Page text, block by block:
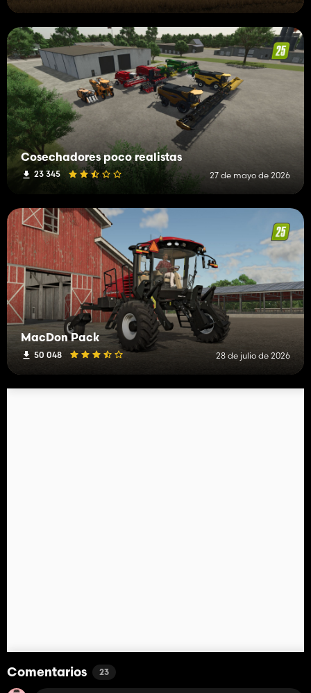
Cosechadores poco realistas
23 345 27 de mayo de 2026
MacDon Pack
50 048 28 de julio de 2026
Comentarios 23